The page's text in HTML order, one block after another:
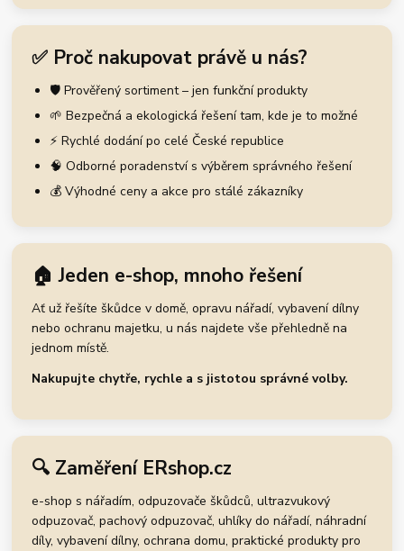
✅ Proč nakupovat právě u nás?
🛡️ Prověřený sortiment – jen funkční produkty
🌱 Bezpečná a ekologická řešení tam, kde je to možné
⚡ Rychlé dodání po celé České republice
🧠 Odborné poradenství s výběrem správného řešení
💰 Výhodné ceny a akce pro stálé zákazníky
🏠 Jeden e-shop, mnoho řešení
Ať už řešíte škůdce v domě, opravu nářadí, vybavení dílny
nebo ochranu majetku, u nás najdete vše přehledně na
jednom místě.
Nakupujte chytře, rychle a s jistotou správné volby.
🔍 Zaměření ERshop.cz
e-shop s nářadím, odpuzovače škůdců, ultrazvukový
odpuzovač, pachový odpuzovač, uhlíky do nářadí, náhradní
díly, vybavení dílny, ochrana domu, praktické produkty pro